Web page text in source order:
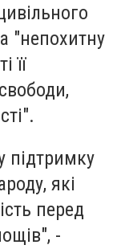
"непохитну
її
підтримку
які
перед
-